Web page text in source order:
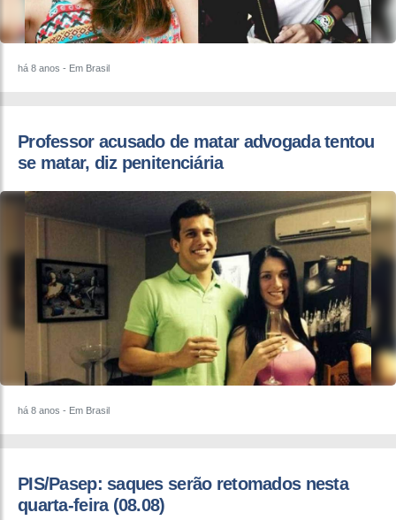
há 8 anos - Em Brasil
Professor acusado de matar advogada tentou
se matar, diz penitenciária
há 8 anos - Em Brasil
​PIS/Pasep: saques serão retomados nesta
quarta-feira (08.08)